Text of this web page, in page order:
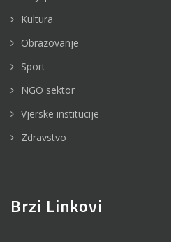
Kultura
Obrazovanje
Sport
NGO sektor
Vjerske institucije
Zdravstvo
Brzi Linkovi